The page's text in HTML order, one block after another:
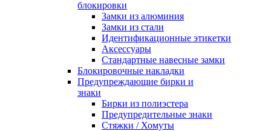
блокировки
Замки из алюминия
Замки из стали
Идентификационные этикетки
Аксессуары
Стандартные навесные замки
Блокировочные накладки
Предупреждающие бирки и
знаки
Бирки из полиэстера
Предупредительные знаки
Стяжки / Хомуты